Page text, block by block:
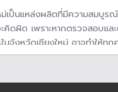
ม่เป็นแหล่งผลิตที่มีความสมบูร
คิดผิด เพราะหากตรวจสอบแล
นจังหวัดเชียงใหม่ อาจทำให้ทุ
วามเปราะบางมากกว่าที่คิด เพ